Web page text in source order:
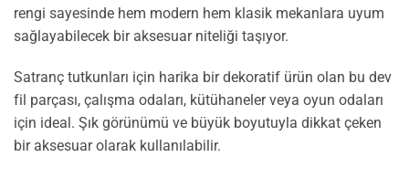
rengi sayesinde hem modern hem klasik mekanlara uyum
sağlayabilecek bir aksesuar niteliği taşıyor.
Satranç tutkunları için harika bir dekoratif ürün olan bu dev
fil parçası, çalışma odaları, kütühaneler veya oyun odaları
için ideal. Şık görünümü ve büyük boyutuyla dikkat çeken
bir aksesuar olarak kullanılabilir.